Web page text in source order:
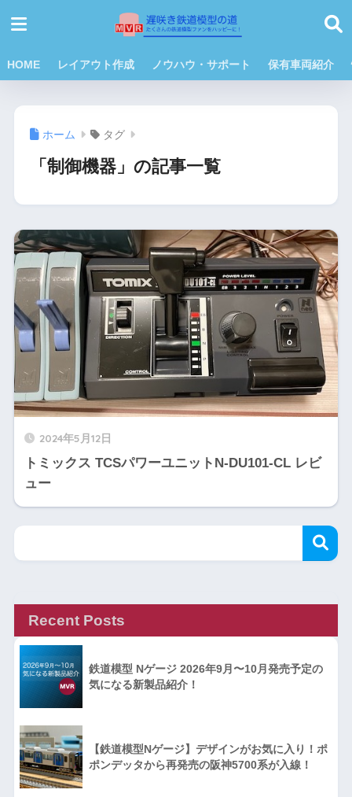
HOME レイアウト作成 ノウハウ・サポート 保有車両紹介
ホーム タグ
「制御機器」の記事一覧
2024年5月12日
トミックス TCSパワーユニットN-DU101-CL レビ
ュー
Recent Posts
鉄道模型 Nゲージ 2026年9月〜10月発売予定の
気になる新製品紹介！
【鉄道模型Nゲージ】デザインがお気に入り！ポ
ポンデッタから再発売の阪神5700系が入線！